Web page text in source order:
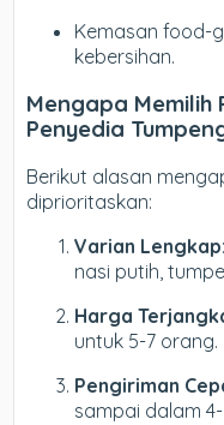
Kemasan food-
kebersihan.
Mengapa Memilih
Penyedia
Berikut alasan
diprioritaskan:
Varian Lengkap
nasi putih,
Harga
untuk 5-7 orang.
Pengiriman
sampai dalam